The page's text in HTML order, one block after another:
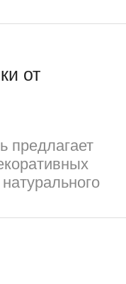
от
предлагает